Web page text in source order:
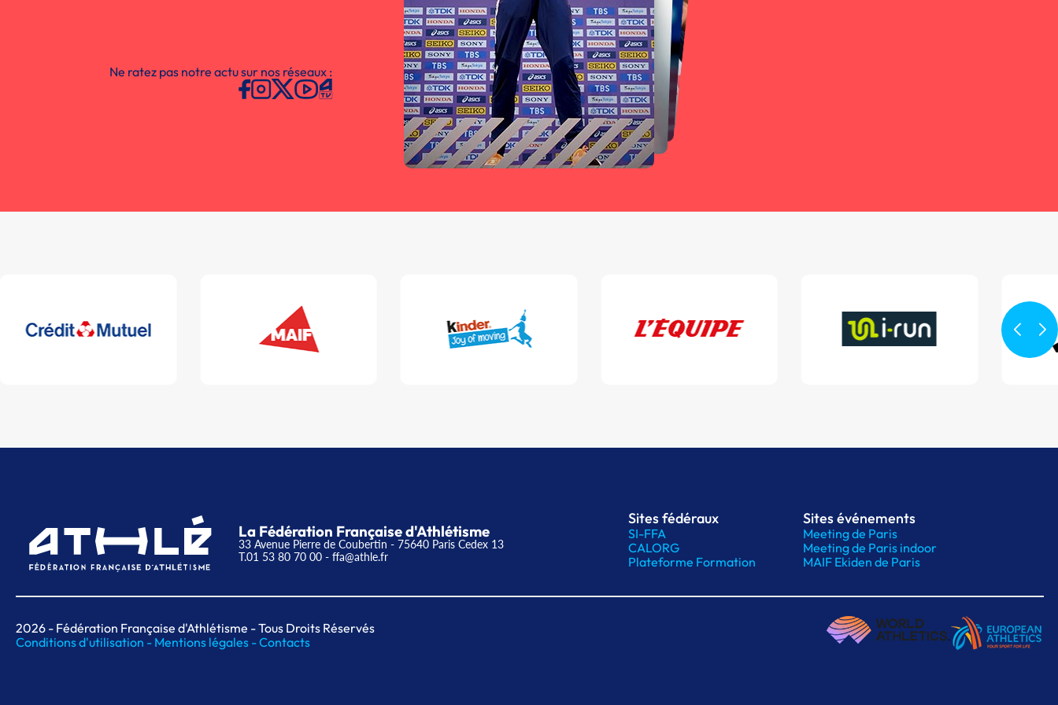
Ne ratez pas notre actu sur nos réseaux :
La Fédération Française d'Athlétisme
33 Avenue Pierre de Coubertin - 75640 Paris Cedex 13
T.01 53 80 70 00 - ffa@athle.fr
Sites fédéraux
SI-FFA
CALORG
Plateforme Formation
Sites événements
Meeting de Paris
Meeting de Paris indoor
MAIF Ekiden de Paris
2026 - Fédération Française d'Athlétisme - Tous Droits Réservés
Conditions d'utilisation - Mentions légales -Contacts